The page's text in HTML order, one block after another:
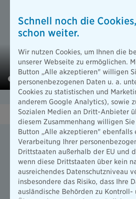
Absicherung Oldtimer und
Liebhaberversicherung
Oldtimer sind meine dritte
auch der Idee entspricht, Dinge nicht
sondern zu bewahren und dadurch
Schnell noch die
schon weiter.
Wir nutzen Cookies, um Ihnen die
unserer Webseite zu ermöglichen.
Button „Alle akzeptieren" willigen
personenbezogenen Daten u. a.
Cookies zu statistischen und
anderem Google Analytics), sowie
Sozialen Medien an Dritt-Anbieter
diesem Zusammenhang willigen
Button „Alle akzeptieren" ebenfalls
Verarbeitung Ihrer
Drittstaaten außerhalb der EU und
wenn diese Drittstaaten über kein
ausreichendes Datenschutzniveau
insbesondere das Risiko, dass Ihre
ausländische Behörden zu Kontroll-